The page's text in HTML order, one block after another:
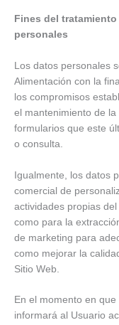
Fines del
personales
Los datos personales
Alimentación con la
los compromisos
el mantenimiento de
formularios que este
o consulta.
Igualmente, los datos
comercial de
actividades propias
como para la
de marketing para
como mejorar la
Sitio Web.
En el momento en
informará al Usuario